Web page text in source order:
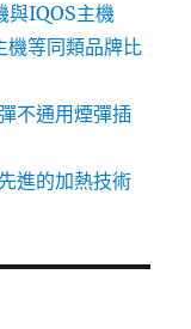
與IQOS主機
等同類品牌比
不通用煙彈插
進的加熱技術